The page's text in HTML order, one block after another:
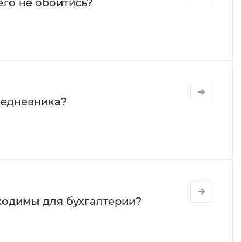
не обойтись?
для бухгалтерии?